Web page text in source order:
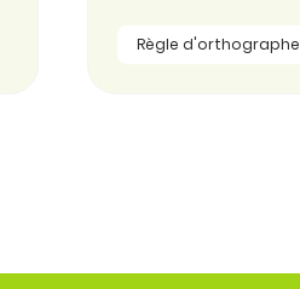
Règle d'orthographe